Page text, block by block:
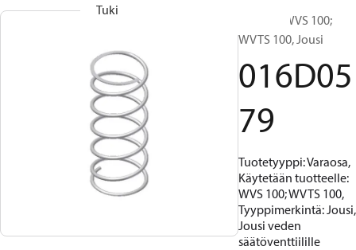
Tuki
Varaosa, WVS 100;
WVTS 100, Jousi
016D05
79
Tuotetyyppi: Varaosa,
Käytetään tuotteelle:
WVS 100; WVTS 100,
Tyyppimerkintä: Jousi,
Jousi veden
säätöventtiilille